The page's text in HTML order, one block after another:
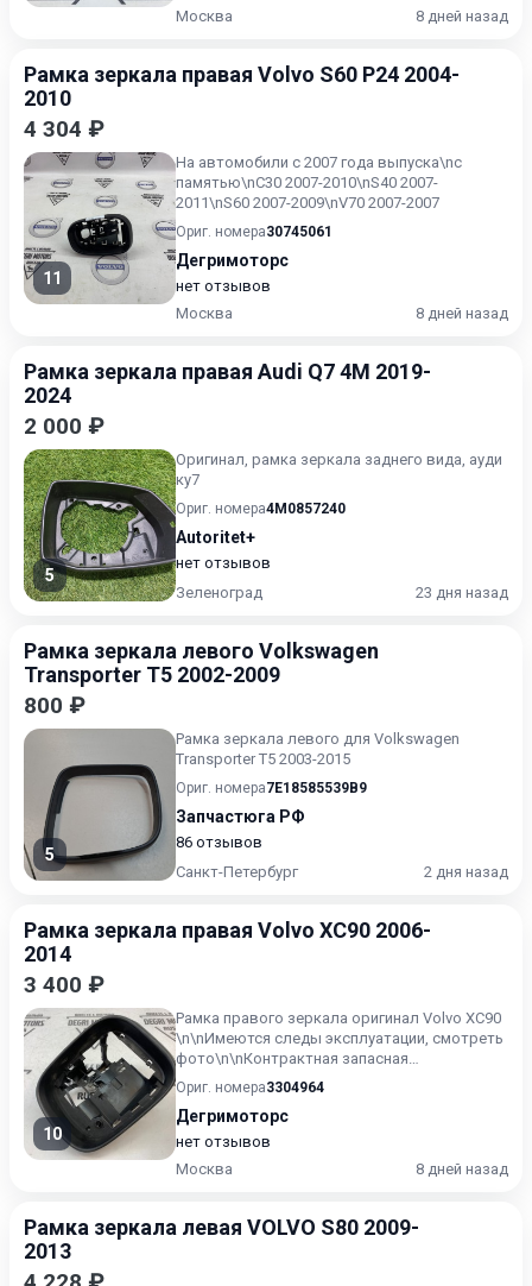
Москва
8 дней назад
Рамка зеркала правая Volvo S60 P24 2004-
2010
4 304 ₽
11
На автомобили с 2007 года выпуска\nс
памятью\nC30 2007-2010\nS40 2007-
2011\nS60 2007-2009\nV70 2007-2007
Ориг. номера30745061
Дегримоторс
нет отзывов
Москва
8 дней назад
Рамка зеркала правая Audi Q7 4M 2019-
2024
2 000 ₽
5
Оригинал, рамка зеркала заднего вида, ауди
ку7
Ориг. номера4M0857240
Autoritet+
нет отзывов
Зеленоград
23 дня назад
Рамка зеркала левого Volkswagen
Transporter T5 2002-2009
800 ₽
5
Рамка зеркала левого для Volkswagen
Transporter T5 2003-2015
Ориг. номера7E18585539B9
Запчастюга РФ
86 отзывов
Санкт-Петербург
2 дня назад
Рамка зеркала правая Volvo XC90 2006-
2014
3 400 ₽
10
Рамка правого зеркала оригинал Volvo XC90
\n\nИмеются следы эксплуатации, смотреть
фото\n\nКонтрактная запасная
часть\n\nПодходит для следую...
Ориг. номера3304964
Дегримоторс
нет отзывов
Москва
8 дней назад
Рамка зеркала левая VOLVO S80 2009-
2013